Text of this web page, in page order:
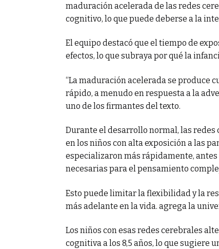
maduración acelerada de las redes
cognitivo, lo que puede deberse a la
El equipo destacó que el tiempo de
efectos, lo que subraya por qué la
“La maduración acelerada se produce
rápido, a menudo en respuesta a la
uno de los firmantes del texto.
Durante el desarrollo normal, las
en los niños con alta exposición a las
especializaron más rápidamente,
necesarias para el pensamiento
Esto puede limitar la flexibilidad y la
más adelante en la vida. agrega la
Los niños con esas redes cerebrales
cognitiva a los 8,5 años, lo que sugiere